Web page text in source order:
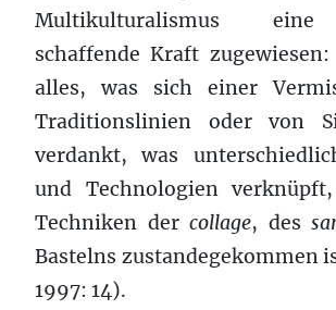
Multikulturalismus
schaffende Kraft
alles, was sich einer
Traditionslinien oder von
verdankt, was
und Technologien
Techniken dercollage, des
Bastelns zustandegekommen
1997: 14).